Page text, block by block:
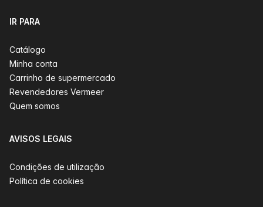
IR PARA
Catálogo
Minha conta
Carrinho de supermercado
Revendedores Vermeer
Quem somos
AVISOS LEGAIS
Condições de utilização
Política de cookies